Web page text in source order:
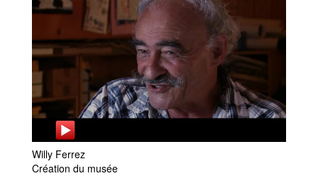
Willy Ferrez
Création du musée